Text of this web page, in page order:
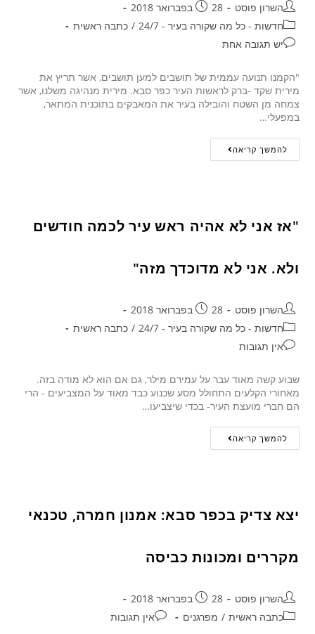
השרון פוסט
28 בפברואר 2018
חדשות - כל מה שקורה בעיר - 24/7
/ כתבה ראשית
יש תגובה אחת
"הקמנו תנועה עממית של תושבים למען תושבים, אשר תריץ את
מירית שקד -ברק לראשות העיר כפר סבא. מירית מנהיגה משלנו, אשר
צמחה מן השטח והובילה בעיר את המאבקים בתוכנית המתאר,
במפעלי…
להמשך קריאה
"אז אני לא אהיה ראש עיר לכמה חודשים
ולא. אני לא מדוכדך מזה"
השרון פוסט
28 בפברואר 2018
חדשות - כל מה שקורה בעיר - 24/7
/ כתבה ראשית
אין תגובות
שבוע קשה מאוד עבר על עמירם מילר, גם אם הוא לא מודה בזה.
מאחורי הקלעים התחולל מסע שכנוע כבד מאוד על המצביעים - הרי
הם חברי מועצת העיר- בכדי שיצביעו…
להמשך קריאה
יצא צדיק בכפר סבא: אמנון חמרה, טכנאי
מקררים ומכונות כביסה
השרון פוסט
28 בפברואר 2018
כתבה ראשית / מפרגנים אין תגובות